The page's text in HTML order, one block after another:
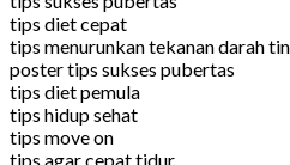
tips diet cepat
tips menurunkan tekanan darah
poster tips sukses pubertas
tips diet pemula
tips hidup sehat
tips move on
tips agar cepat tidur